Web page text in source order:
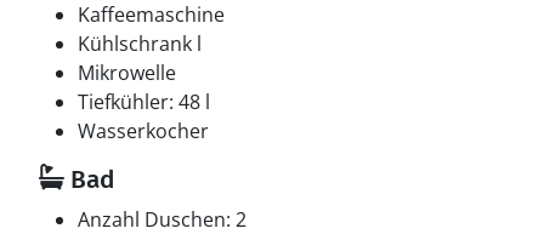
Kaffeemaschine
Kühlschrank l
Mikrowelle
Tiefkühler: 48 l
Wasserkocher
Bad
Anzahl Duschen: 2